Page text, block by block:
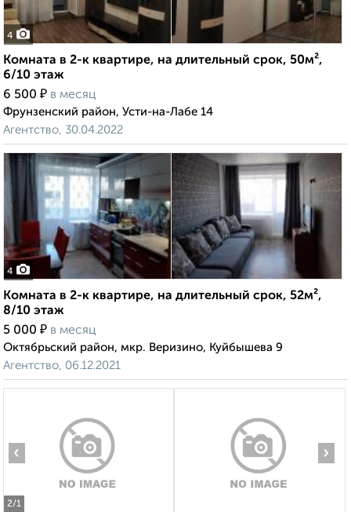
4
Комната в 2-к квартире, на длительный срок, 50м²,
6/10 этаж
6 500 ₽ в месяц
Фрунзенский район, Усти-на-Лабе 14
Агентство, 30.04.2022
4
Комната в 2-к квартире, на длительный срок, 52м²,
8/10 этаж
5 000 ₽ в месяц
Октябрьский район, мкр. Веризино, Куйбышева 9
Агентство, 06.12.2021
2/1
‹ ›